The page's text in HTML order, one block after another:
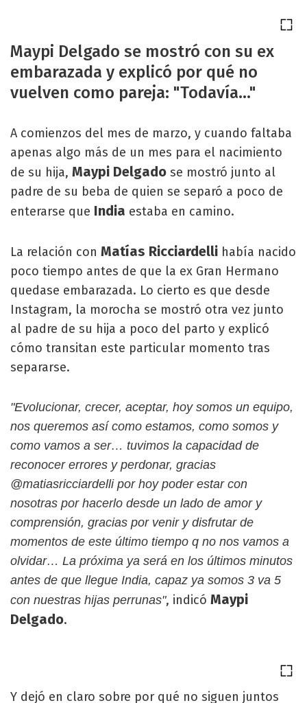
Maypi Delgado se mostró con su ex
embarazada y explicó por qué no
vuelven como pareja: "Todavía..."
A comienzos del mes de marzo, y cuando faltaba
apenas algo más de un mes para el nacimiento
de su hija, Maypi Delgado se mostró junto al
padre de su beba de quien se separó a poco de
enterarse que India estaba en camino.
La relación con Matías Ricciardelli había nacido
poco tiempo antes de que la ex Gran Hermano
quedase embarazada. Lo cierto es que desde
Instagram, la morocha se mostró otra vez junto
al padre de su hija a poco del parto y explicó
cómo transitan este particular momento tras
separarse.
"Evolucionar, crecer, aceptar, hoy somos un equipo,
nos queremos así como estamos, como somos y
como vamos a ser… tuvimos la capacidad de
reconocer errores y perdonar, gracias
@matiasricciardelli por hoy poder estar con
nosotras por hacerlo desde un lado de amor y
comprensión, gracias por venir y disfrutar de
momentos de este último tiempo q no nos vamos a
olvidar… La próxima ya será en los últimos minutos
antes de que llegue India, capaz ya somos 3 va 5
con nuestras hijas perrunas", indicó Maypi
Delgado.
Y dejó en claro sobre por qué no siguen juntos